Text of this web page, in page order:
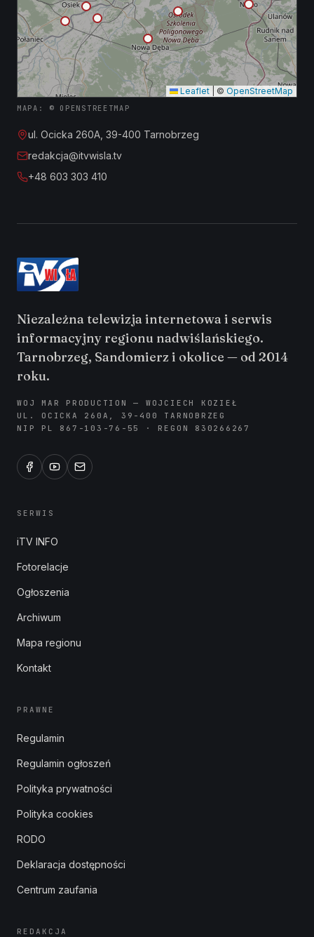
Leaflet © OpenStreetMap
MAPA: © OPENSTREETMAP
ul. Ocicka 260A, 39-400 Tarnobrzeg
redakcja@itvwisla.tv
+48 603 303 410
Niezależna telewizja internetowa i serwis
informacyjny regionu nadwiślańskiego.
Tarnobrzeg, Sandomierz i okolice — od 2014
roku.
WOJ MAR PRODUCTION — WOJCIECH KOZIEŁ
UL. OCICKA 260A, 39-400 TARNOBRZEG
NIP PL 867-103-76-55 · REGON 830266267
SERWIS
iTV INFO
Fotorelacje
Ogłoszenia
Archiwum
Mapa regionu
Kontakt
PRAWNE
Regulamin
Regulamin ogłoszeń
Polityka prywatności
Polityka cookies
RODO
Deklaracja dostępności
Centrum zaufania
REDAKCJA